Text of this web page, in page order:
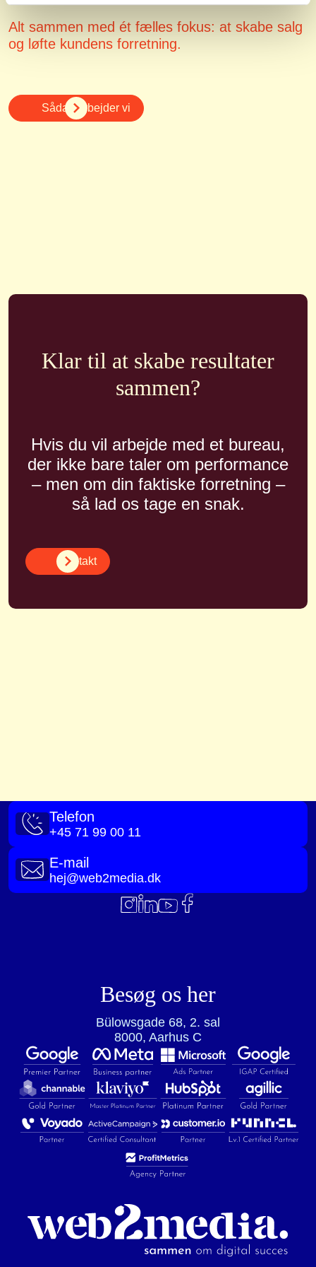
Alt sammen med ét fælles fokus: at skabe salg
og løfte kundens forretning.
Sådan arbejder vi
Klar til at skabe resultater
sammen?
Hvis du vil arbejde med et bureau,
der ikke bare taler om performance
– men om din faktiske forretning –
så lad os tage en snak.
Kontakt
Telefon
+45 71 99 00 11
E-mail
hej@web2media.dk
Besøg os her
Bülowsgade 68, 2. sal
8000, Aarhus C